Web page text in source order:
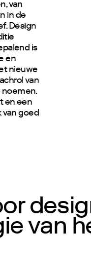
van
in de
Design
is
en
nieuwe
van
noemen.
en een
van goed
van